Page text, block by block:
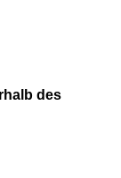
des